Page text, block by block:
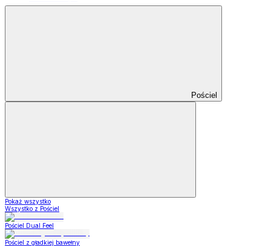
Pościel
Pokaż wszystko
Wszystko z Pościel
Pościel Dual Feel
Pościel z gładkiej bawełny